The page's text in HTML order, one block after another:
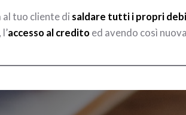
al tuo cliente di saldare tutti i propri
accesso al credito ed avendo così